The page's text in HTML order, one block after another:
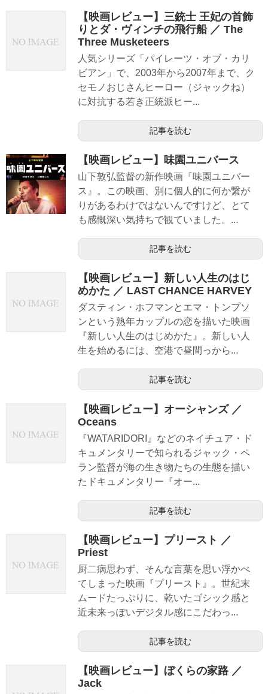
【映画レビュー】三銃士 王妃の首飾
りとダ・ヴィンチの飛行船 ／ The
Three Musketeers
人気シリーズ「パイレーツ・オブ・カリ
ビアン」で、2003年から2007年まで、ク
セモノおじさんヒーロー（ジャックね）
に対抗する若き正統派ヒー...
記事を読む
【映画レビュー】味園ユニバース
山下敦弘監督の新作映画『味園ユニバー
ス』。この映画、別に個人的に何か繋が
りがあるわけではないんですけど、とて
も感慨深い気持ちで観ていました。...
記事を読む
【映画レビュー】新しい人生のはじ
めかた ／ LAST CHANCE HARVEY
ダスティン・ホフマンとエマ・トンプソ
ンという熟年カップルの恋を描いた映画
『新しい人生のはじめかた』。新しい人
生を始めるには、空港で昼間っから...
記事を読む
【映画レビュー】オーシャンズ ／
Oceans
『WATARIDORI』などのネイチュア・ド
キュメンタリーで知られるジャック・ペ
ラン監督が海の生き物たちの生態を描い
たドキュメンタリー『オー...
記事を読む
【映画レビュー】プリースト ／
Priest
厨二病思わず、そんな言葉を思い浮かべ
てしまった映画『プリースト』。世紀末
ムードたっぷりに、乾いたゴシック感と
近未来っぽいデジタル感にこだわっ...
記事を読む
【映画レビュー】ぼくらの家路 ／
Jack